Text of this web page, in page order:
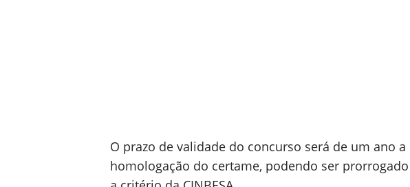
O prazo de validade do concurso será de um ano
homologação do certame, podendo ser